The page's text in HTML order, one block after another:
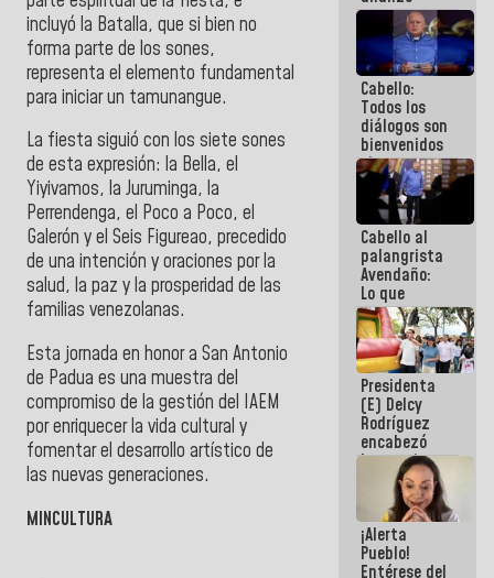
incluyó la Batalla, que si bien no
forma parte de los sones,
representa el elemento fundamental
para iniciar un tamunangue.
La fiesta siguió con los siete sones
de esta expresión: la Bella, el
Yiyivamos, la Juruminga, la
Perrendenga, el Poco a Poco, el
Galerón y el Seis Figureao, precedido
de una intención y oraciones por la
salud, la paz y la prosperidad de las
familias venezolanas.
Esta jornada en honor a San Antonio
de Padua es una muestra del
compromiso de la gestión del IAEM
por enriquecer la vida cultural y
fomentar el desarrollo artístico de
las nuevas generaciones.
MINCULTURA
junto a
gobernadores
planes de
recuperación
del Sistema
Eléctrico
Nacional
Cabello:
Todos los
diálogos son
bienvenidos
siempre que
estén en el
marco de la
Constitución
de la
República
Cabello al
palangrista
Avendaño:
Lo que
vayas a
escribir
hazlo hoy
por que no
sabemos si
la semana
que viene
hay
programa
Presidenta
(E) Delcy
Rodríguez
encabezó
lanzamiento
del Plan
Nacional de
Recreación
Vacacional
¡Alerta
Pueblo!
Entérese del